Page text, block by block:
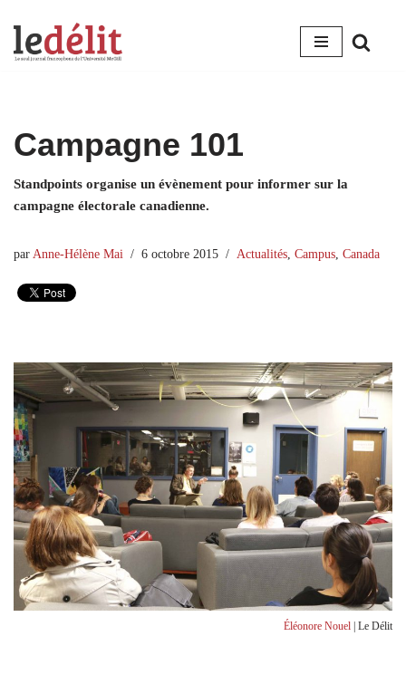
Aller
Campagne 101
Standpoints organise un évènement pour informer sur la
campagne électorale canadienne.
par Anne-Hélène Mai 6 octobre 2015 Actualités Campus Canada
Éléonore Nouel | Le Délit